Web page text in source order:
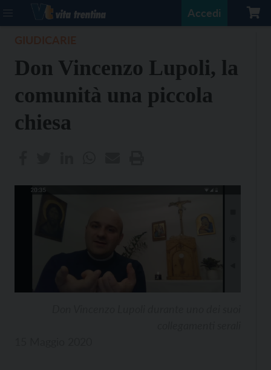
Accedi
Don Vincenzo Lupoli, la
comunità una piccola
chiesa